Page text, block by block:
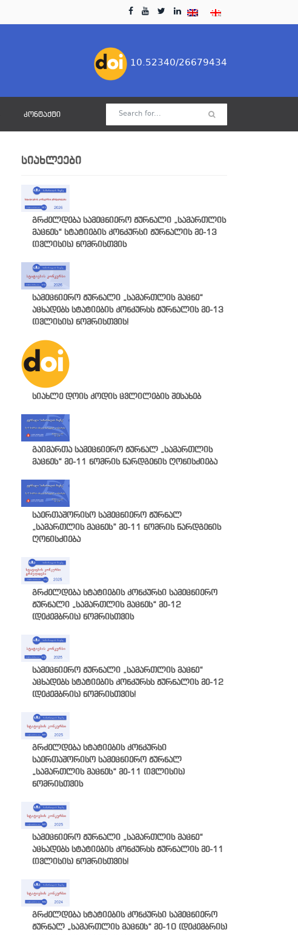
10.52340/26679434
ᲙᲝᲜᲢᲐᲥᲢᲘ
ᲡᲘᲐᲮᲚᲔᲔᲑᲘ
გრძელდება სამეცნიერო ჟურნალი „სამართლის
მაცნეს“ სტატიების კონკურსი ჟურნალის მე-13
(ივლისის) ნომრისთვის
სამეცნიერო ჟურნალი „სამართლის მაცნე“
აცხადებს სტატიების კონკურსს ჟურნალის მე-13
(ივლისის) ნომრისთვის!
სიახლე დოის კოდის ცვლილების შესახებ
გაიმართა სამეცნიერო ჟურნალ „სამართლის
მაცნეს“ მე-11 ნომრის წარდგენის ღონისძიება
საერთაშორისო სამეცნიერო ჟურნალ
„სამართლის მაცნეს” მე-11 ნომრის წარდგენის
ღონისძიება
გრძელდება სტატიების კონკურსი სამეცნიერო
ჟურნალი „სამართლის მაცნეს“ მე-12
(დეკემბრის) ნომრისთვის
სამეცნიერო ჟურნალი „სამართლის მაცნე“
აცხადებს სტატიების კონკურსს ჟურნალის მე-12
(დეკემბრის) ნომრისთვის!
გრძელდება სტატიების კონკურსი
საერთაშორისო სამეცნიერო ჟურნალ
„სამართლის მაცნეს“ მე-11 (ივლისის)
ნომრისთვის
სამეცნიერო ჟურნალი „სამართლის მაცნე“
აცხადებს სტატიების კონკურსს ჟურნალის მე-11
(ივლისის) ნომრისთვის!
გრძელდება სტატიების კონკურსი სამეცნიერო
ჟურნალ „სამართლის მაცნეს“ მე-10 (დეკემბრის)